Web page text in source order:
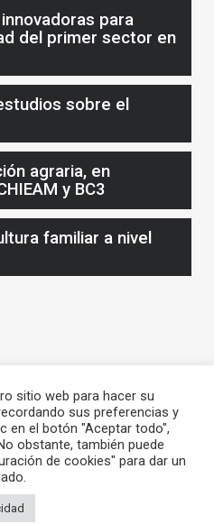
para
del primer sector en
sobre el
agraria, en
y BC3
familiar a nivel
sitio web para hacer su
sus preferencias y
en el botón "Aceptar todo",
obstante, también puede
de cookies" para dar un